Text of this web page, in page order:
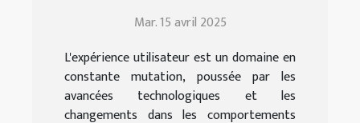
applications mobiles en
2023
Mar. 15 avril 2025
L'expérience utilisateur est un domaine en
constante mutation, poussée par les
avancées technologiques et les
changements dans les comportements